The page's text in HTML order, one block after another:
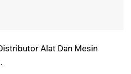
Alat Dan Mesin